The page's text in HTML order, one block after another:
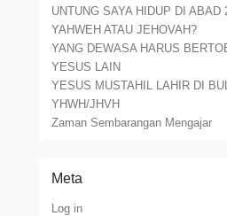
UNTUNG SAYA HIDUP DI ABAD
YAHWEH ATAU JEHOVAH?
YANG DEWASA HARUS
YESUS LAIN
YESUS MUSTAHIL LAHIR DI
YHWH/JHVH
Zaman Sembarangan Mengajar
Meta
Log in